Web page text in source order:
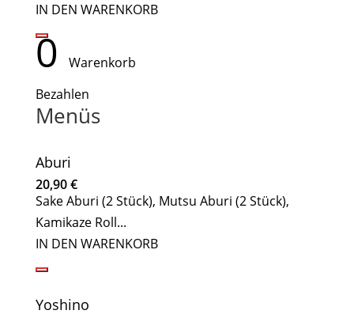
IN DEN WARENKORB
0
Warenkorb
Bezahlen
Menüs
Aburi
20,90€
Sake Aburi (2 Stück), Mutsu Aburi (2 Stück),
Kamikaze Roll...
IN DEN WARENKORB
Yoshino